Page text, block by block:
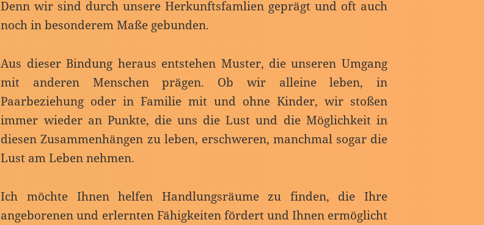
Denn wir sind durch unsere Herkunftsfamlien geprägt und oft auch
noch in besonderem Maße gebunden.
Aus dieser Bindung heraus entstehen Muster, die unseren Umgang
mit anderen Menschen prägen. Ob wir alleine leben, in
Paarbeziehung oder in Familie mit und ohne Kinder, wir stoßen
immer wieder an Punkte, die uns die Lust und die Möglichkeit in
diesen Zusammenhängen zu leben, erschweren, manchmal sogar die
Lust am Leben nehmen.
Ich möchte Ihnen helfen Handlungsräume zu finden, die Ihre
angeborenen und erlernten Fähigkeiten fördert und Ihnen ermöglicht